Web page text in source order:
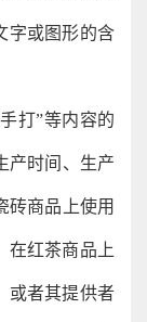
字或图形的含
打”等内容的
产时间、生产
砖商品上使用
在红茶商品上
或者其提供者